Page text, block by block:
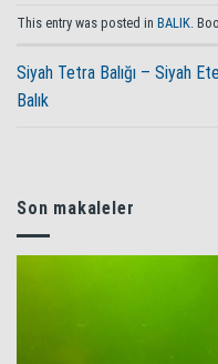
This entry was posted in BALIK.
Siyah Tetra Balığı – Siyah
Balık
Son makaleler